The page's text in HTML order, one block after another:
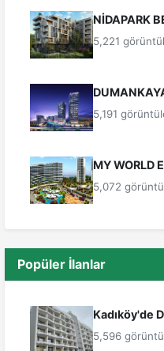
NİDAPARK
5,221
5,191
MY WORLD
5,072
Popüler İlanlar
Kadıköy'de
5,596